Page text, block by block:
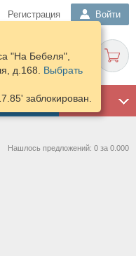
Регистрация Войти
ГАРАЖ
"На Бебеля",
д.168. Выбрать
заблокирован.
Нашлось предложений: 0 за 0.000